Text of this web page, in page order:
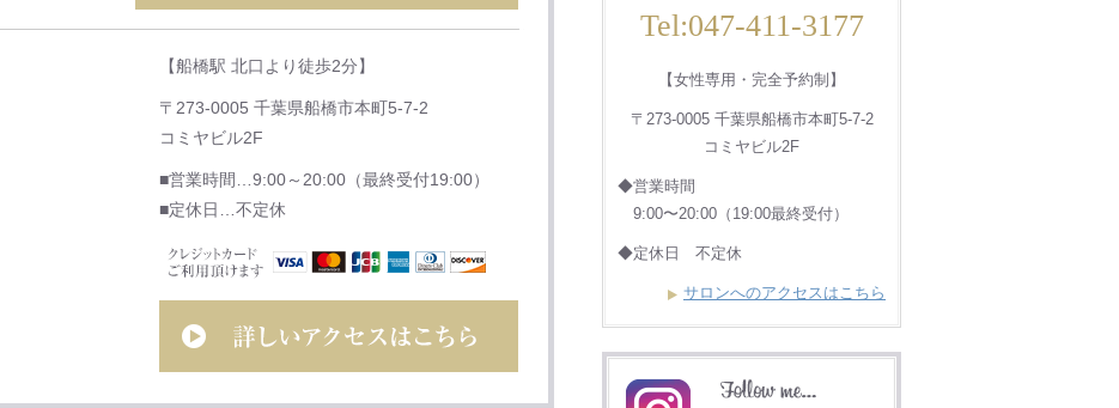
【船橋駅 北口より徒歩2分】
〒273-0005 千葉県船橋市本町5-7-2
コミヤビル2F
■営業時間…9:00～20:00（最終受付19:00）
■定休日…不定休
Tel:047-411-3177
【女性専用・完全予約制】
〒273-0005 千葉県船橋市本町5-7-2
コミヤビル2F
◆営業時間
9:00〜20:00（19:00最終受付）
◆定休日 不定休
サロンへのアクセスはこちら